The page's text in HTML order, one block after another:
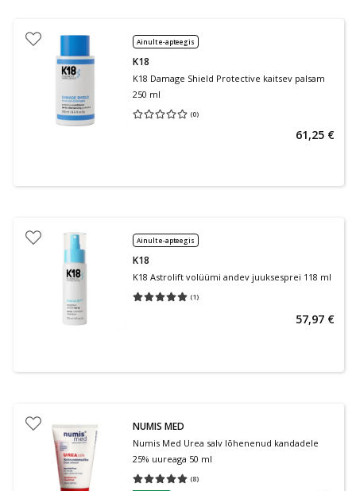
Ainult e-apteegis
K18
K18 Damage Shield Protective kaitsev palsam
250 ml
(0)
Keskmine hinnang 0.00
61,25 €
Ainult e-apteegis
K18
K18 Astrolift volüümi andev juuksesprei 118 ml
(1)
Keskmine hinnang 5.00
57,97 €
NUMIS MED
Numis Med Urea salv lõhenenud kandadele
25% uureaga 50 ml
(8)
Keskmine hinnang 5.00